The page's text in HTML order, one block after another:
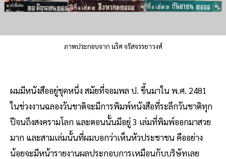
ภาพประกอบจาก นริศ จรัสจรรยาวงศ์
ผมมีหนังสืออยู่ชุดหนึ่ง สมัยที่จอมพล ป. ขึ้นมาใน พ.ศ. 2481
ในช่วงงานฉลองวันชาติจะมีการพิมพ์หนังสือที่ระลึกวันชาติทุก
ปีจนถึงสงครามโลก และตอนนั้นมีอยู่ 3 เล่มที่พิมพ์ออกมาสวย
มาก และสามเล่มนั้นที่ผมบอกว่าเห็นหัวประชาชน คืออย่าง
น้อยจะมีหน้ารายงานผลประกอบการเหมือนกับบริษัทเลย